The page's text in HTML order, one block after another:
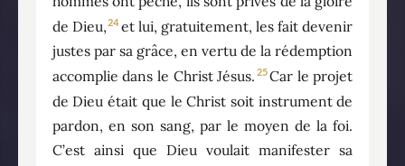
de Dieu,24et lui, gratuitement, les fait devenir
justes par sa grâce, en vertu de la rédemption
accomplie dans le Christ Jésus. 25Car le projet
de Dieu était que le Christ soit instrument de
pardon, en son sang, par le moyen de la foi.
C’est ainsi que Dieu voulait manifester sa